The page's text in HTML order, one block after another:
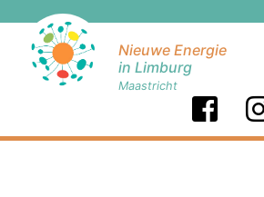
Nieuwe Energie
in Limburg
Maastricht